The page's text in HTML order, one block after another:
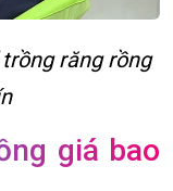
răng rồng
giá bao